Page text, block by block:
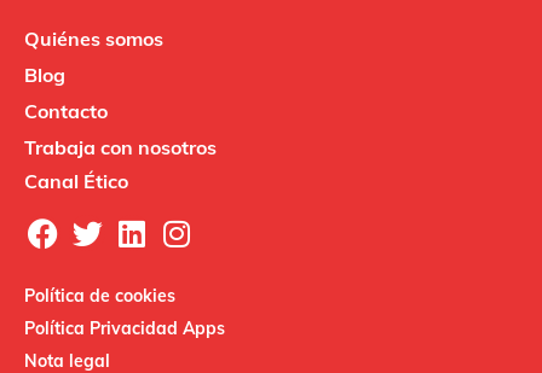
Quiénes somos
Blog
Contacto
Trabaja con nosotros
Canal Ético
Política de cookies
Política Privacidad Apps
Nota legal